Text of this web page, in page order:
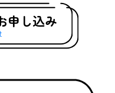
申し込み